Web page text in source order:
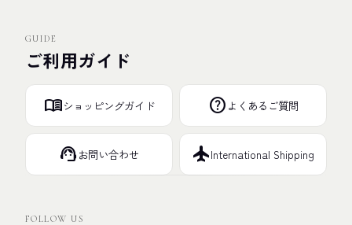
GUIDE
ご利用ガイド
menu_bookショッピングガイド help よくあるご質問
support_agent お問い合わせ flightInternational Shipping
FOLLOW US